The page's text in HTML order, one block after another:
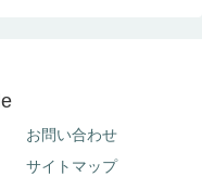
お問い合わせ
サイトマップ